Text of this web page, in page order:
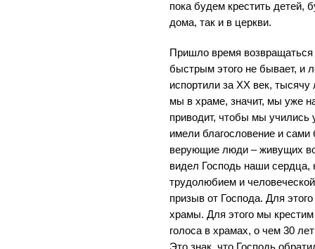
пока будем крестить детей,
дома, так и в церкви.
Пришло время
быстрым этого не бывает, и
испортили за XX век,
мы в храме, значит, мы уже
приводит, чтобы мы учились
имели благословение и сами
верующие люди – живущих
видел Господь наши
трудолюбием и
призыв от Господа. Для
храмы. Для этого мы
голоса в храмах, о чем 30